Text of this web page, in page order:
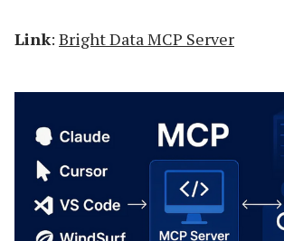
Link: Bright Data MCP Server